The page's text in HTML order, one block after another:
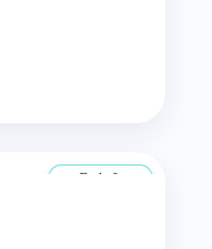
De la 0 ani